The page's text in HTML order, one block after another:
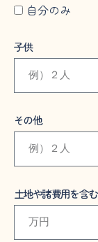
自分のみ
子供
その他
土地や諸費用を含